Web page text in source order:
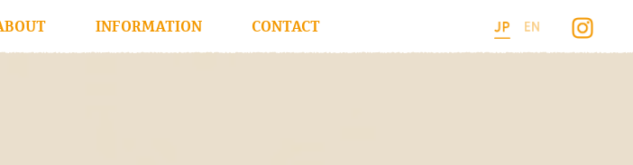
INFORMATION CONTACT